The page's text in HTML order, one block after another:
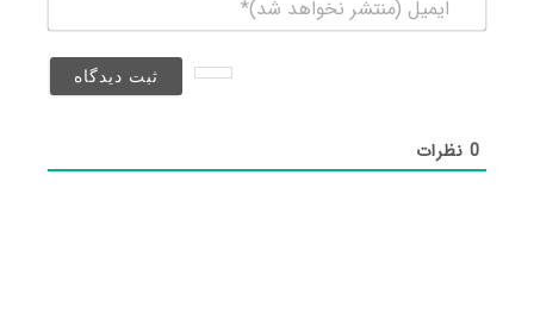
(منتشر
0نظرات